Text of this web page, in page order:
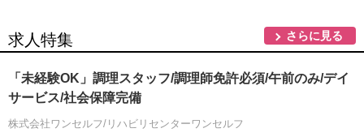
求人特集 さらに見る
「未経験OK」調理スタッフ/調理師免許必須/午前のみ/デイ
サービス/社会保障完備
株式会社ワンセルフ/リハビリセンターワンセルフ